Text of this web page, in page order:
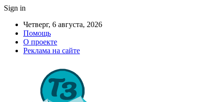
Sign in
Четверг, 6 августа, 2026
Помощь
О проекте
Реклама на сайте